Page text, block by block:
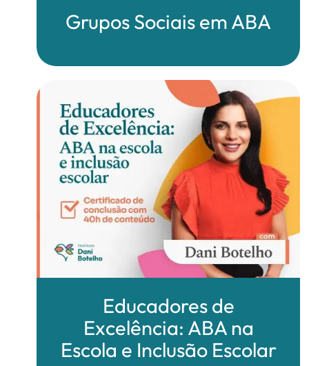
Grupos Sociais em ABA
Educadores de
Excelência: ABA na
Escola e Inclusão Escolar